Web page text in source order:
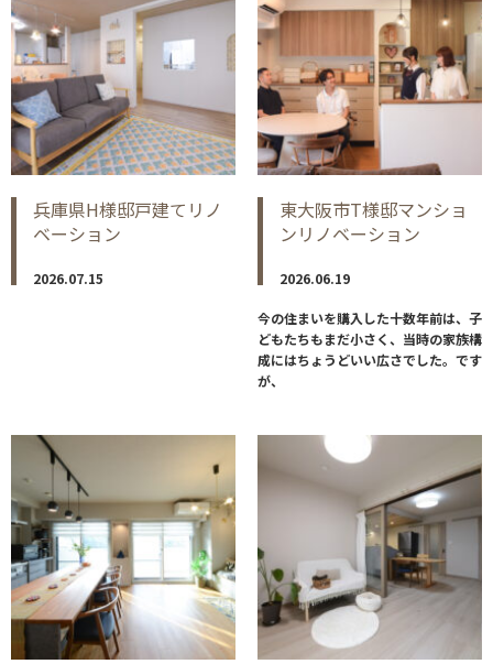
兵庫県H様邸戸建てリノ
ベーション
2026.07.15
東大阪市T様邸マンショ
ンリノベーション
2026.06.19
今の住まいを購入した十数年前は、子
どもたちもまだ小さく、当時の家族構
成にはちょうどいい広さでした。です
が、